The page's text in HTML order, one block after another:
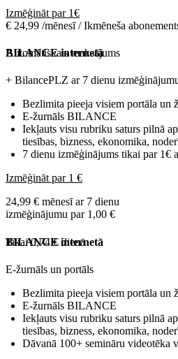
Izmēģināt par 1€
€ 24,99 /mēnesī / Ikmēneša
Automātiskais maksājums
BILANCE internetā
+ BilancePLZ ar 7 dienu
Bezlimita pieeja visiem portāla un
E-žurnāls BILANCE
Iekļauts visu rubriku saturs pilnā
tiesības, bizness, ekonomika,
7 dienu izmēģinājums tikai par 1€
Izmēģināt par 1 €
24,99 € mēnesī ar 7 dienu
izmēģinājumu par 1,00 €
Tikai 0,74 € dienā
BILANCE internetā
E-žurnāls un portāls
Bezlimita pieeja visiem portāla un
E-žurnāls BILANCE
Iekļauts visu rubriku saturs pilnā
tiesības, bizness, ekonomika,
Dāvanā 100+ semināru videotēka